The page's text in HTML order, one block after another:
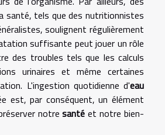
santé, tels que des nutritionnistes
soulignent régulièrement
suffisante peut jouer un rôle
des troubles tels que les calculs
urinaires et même certaines
L'ingestion quotidienne d'eau
est, par conséquent, un élément
notresanté et notre bien-